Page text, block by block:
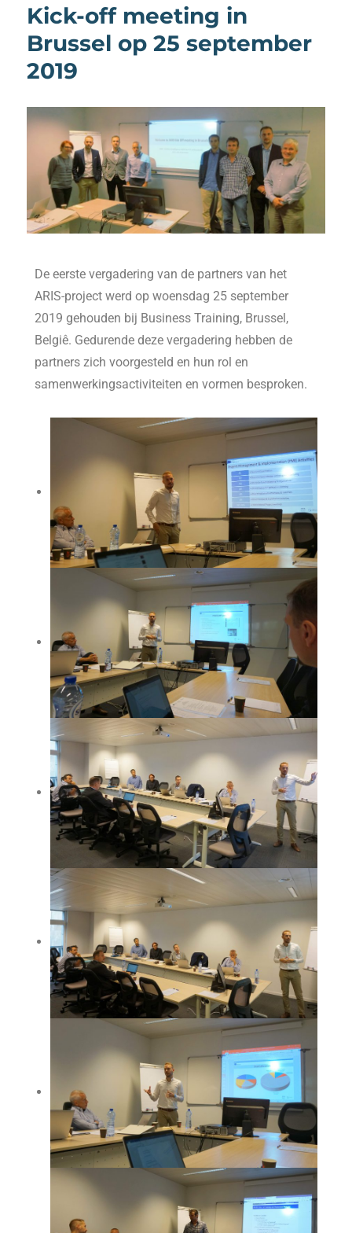
Kick-off meeting in
Brussel op 25 september
2019
De eerste vergadering van de partners van het
ARIS-project werd op woensdag 25 september
2019 gehouden bij Business Training, Brussel,
Belgiê. Gedurende deze vergadering hebben de
partners zich voorgesteld en hun rol en
samenwerkingsactiviteiten en vormen besproken.